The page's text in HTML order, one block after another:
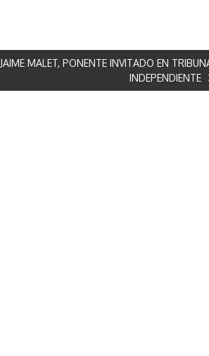
JAIME MALET, PONENTE INVITADO EN
INDEPENDIENTE